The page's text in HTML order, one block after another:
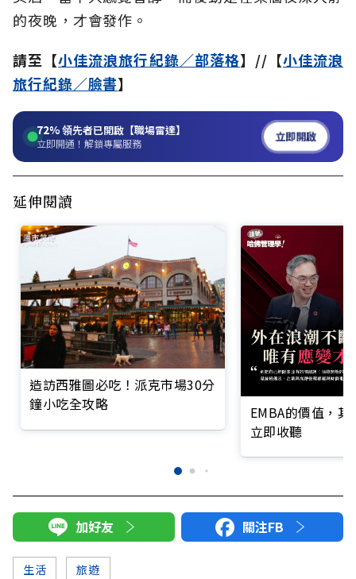
的夜晚，才會發作。
請至【小佳流浪旅行紀錄／部落格】//【小佳流浪
旅行紀錄／臉書】
72%領先者已開啟【職場雷達】
立即開通！解鎖專屬服務 立即開啟
延伸閱讀
造訪西雅圖必吃！派克市場30分
鐘小吃全攻略
EMBA的價值，
立即收聽
加好友 關注FB
生活 旅遊